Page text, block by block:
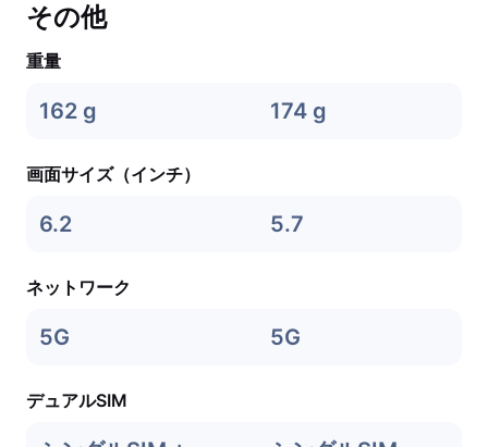
その他
重量
162 g 174 g
画面サイズ（インチ）
6.2 5.7
ネットワーク
5G 5G
デュアルSIM